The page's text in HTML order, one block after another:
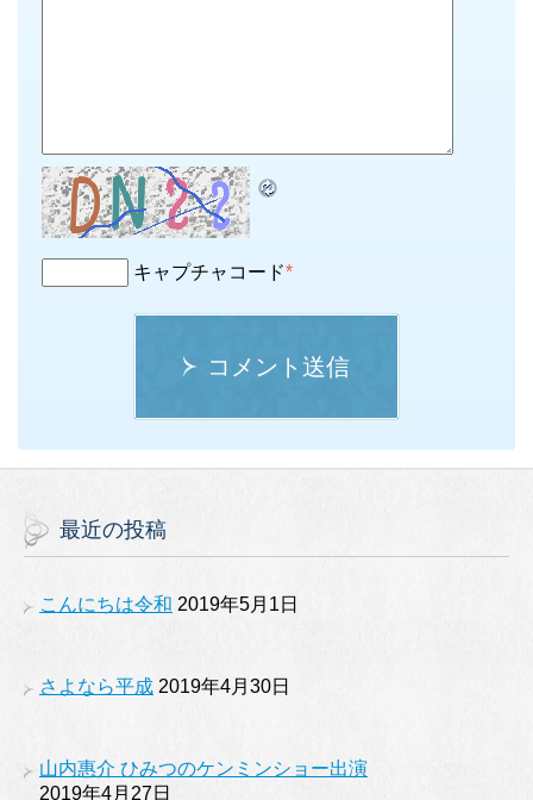
キャプチャコード*
コメント送信
最近の投稿
こんにちは令和 2019年5月1日
さよなら平成 2019年4月30日
山内惠介 ひみつのケンミンショー出演
2019年4月27日